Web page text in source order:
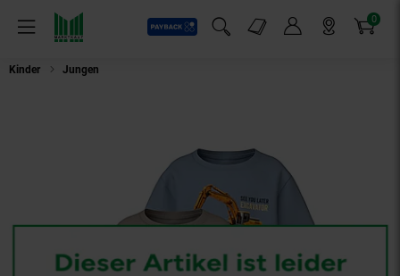
Menü
Payback
Suchfeld einblenden
Markt-Angebote 0
Artikel
Kinder Jungen